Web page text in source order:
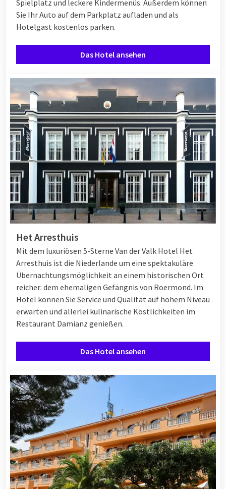
Spielplatz und leckere Kindermenüs. Außerdem können
Sie Ihr Auto auf dem Parkplatz aufladen und als
Hotelgast kostenlos parken.
Das Hotel ansehen
Het Arresthuis
Mit dem luxuriösen 5-Sterne Van der Valk Hotel Het
Arresthuis ist die Niederlande um eine spektakuläre
Übernachtungsmöglichkeit an einem historischen Ort
reicher: dem ehemaligen Gefängnis von Roermond. Im
Hotel können Sie Service und Qualität auf hohem Niveau
erwarten und allerlei kulinarische Köstlichkeiten im
Restaurant Damianz genießen.
Das Hotel ansehen